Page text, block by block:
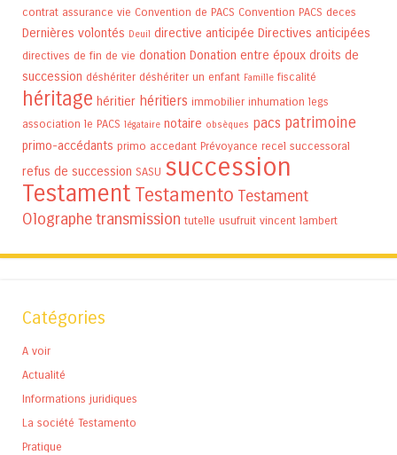
contrat assurance vie Convention de PACS Convention PACS deces
Dernières volontés Deuil directive anticipée Directives anticipées
directives de fin de vie donation Donation entre époux droits de
succession déshériter déshériter un enfant Famille fiscalité
héritage héritier héritiers immobilier inhumation legs
association le PACS légataire notaire obsèques pacs patrimoine
primo-accédants primo accedant Prévoyance recel successoral
refus de succession SASU succession
Testament Testamento Testament
Olographetransmission tutelle usufruit vincent lambert
Catégories
A voir
Actualité
Informations juridiques
La société Testamento
Pratique